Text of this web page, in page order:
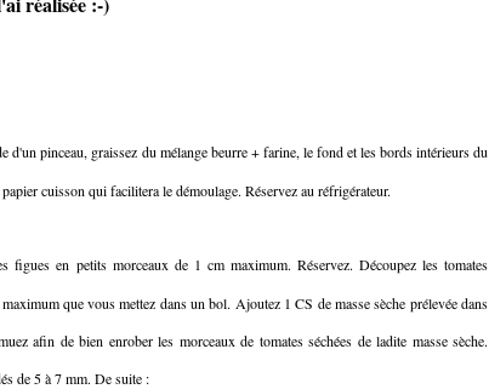
d'un pinceau, graissez du mélange beurre + farine, le fond et les bords intérieurs du
cuisson qui facilitera le démoulage. Réservez au réfrigérateur.
figues en petits morceaux de 1 cm maximum. Réservez. Découpez les tomates
que vous mettez dans un bol. Ajoutez 1 CS de masse sèche prélevée dans
afin de bien enrober les morceaux de tomates séchées de ladite masse sèche.
de 5 à 7 mm. De suite :